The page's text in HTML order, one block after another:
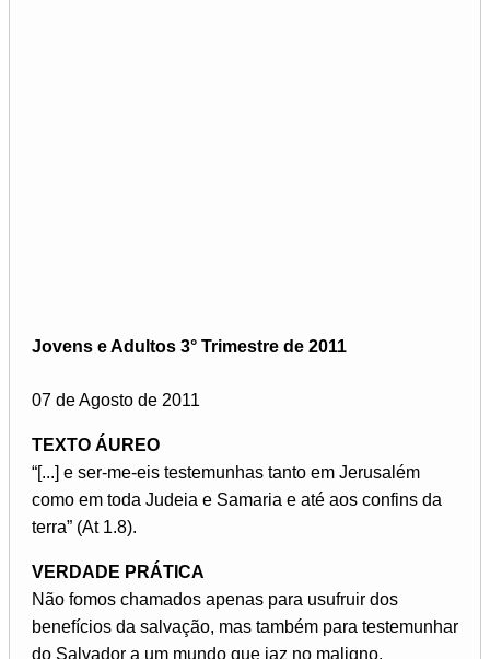
Jovens e Adultos 3° Trimestre de 2011
07 de Agosto de 2011
TEXTO ÁUREO
“[...] e ser-me-eis testemunhas tanto em Jerusalém
como em toda Judeia e Samaria e até aos confins da
terra” (At 1.8).
VERDADE PRÁTICA
Não fomos chamados apenas para usufruir dos
benefícios da salvação, mas também para testemunhar
do Salvador a um mundo que jaz no maligno.